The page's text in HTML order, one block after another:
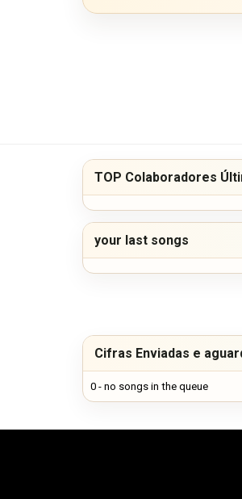
TOP Colaboradores
your last songs
Cifras Enviadas e
0 - no songs in the queue